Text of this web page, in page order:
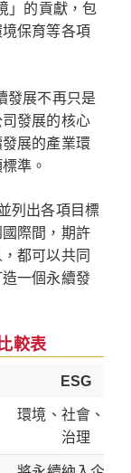
」的貢獻，包
保育等各項
發展不再只是
發展的核心
展的產業環
準。
列出各項目標
際間，期許
都可以共同
一個永續發
較表
ESG
環境、社會、公
治理